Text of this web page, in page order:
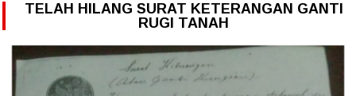
TELAH HILANG SURAT KETERANGAN GANTI
RUGI TANAH